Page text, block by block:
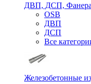
ДВП, ДСП, Фанера
OSB
ДВП
ДСП
Все
Железобетонные